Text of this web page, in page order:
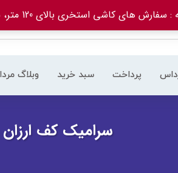
های کاشی استخری بالای 120 متر، شامل حمل رایگان میباشد.
پرداخت سبد خرید وبلاگ
سرامیک کف